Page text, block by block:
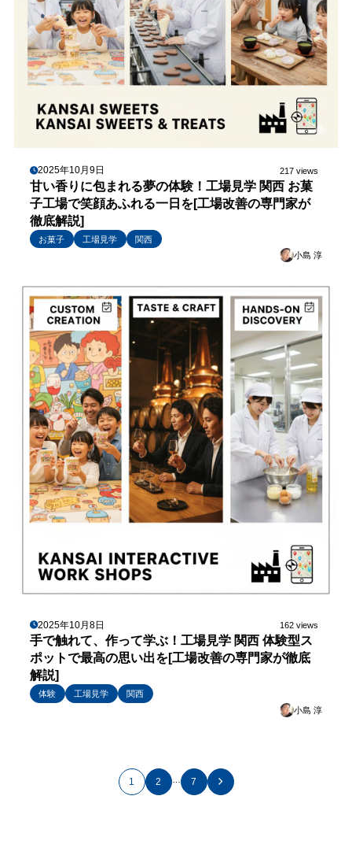
2025年10月9日 217 views
甘い香りに包まれる夢の体験！工場見学 関西 お菓
子工場で笑顔あふれる一日を[工場改善の専門家が
徹底解説]
お菓子 工場見学
関西
小島 淳
2025年10月8日 162 views
手で触れて、作って学ぶ！工場見学 関西 体験型ス
ポットで最高の思い出を[工場改善の専門家が徹底
解説]
体験 工場見学
関西
小島 淳
1 2 … 7